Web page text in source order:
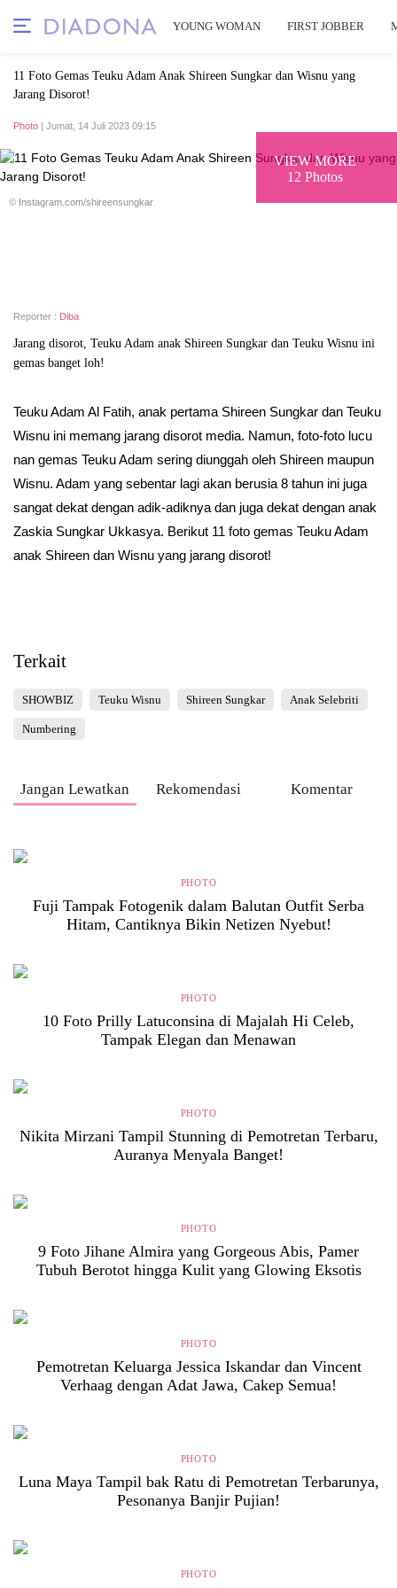
YOUNG WOMAN FIRST JOBBER
11 Foto Gemas Teuku Adam Anak Shireen Sungkar dan Wisnu yang
Jarang Disorot!
Photo | Jumat, 14 Juli 2023 09:15
VIEW MORE
12 Photos
© Instagram.com/shireensungkar
Reporter : Diba
Jarang disorot, Teuku Adam anak Shireen Sungkar dan Teuku Wisnu ini
gemas banget loh!
Teuku Adam Al Fatih, anak pertama Shireen Sungkar dan Teuku
Wisnu ini memang jarang disorot media. Namun, foto-foto lucu
nan gemas Teuku Adam sering diunggah oleh Shireen maupun
Wisnu. Adam yang sebentar lagi akan berusia 8 tahun ini juga
sangat dekat dengan adik-adiknya dan juga dekat dengan anak
Zaskia Sungkar Ukkasya. Berikut 11 foto gemas Teuku Adam
anak Shireen dan Wisnu yang jarang disorot!
Terkait
SHOWBIZ Teuku Wisnu Shireen Sungkar Anak Selebriti
Numbering
Jangan Lewatkan Rekomendasi Komentar
PHOTO
Fuji Tampak Fotogenik dalam Balutan Outfit Serba
Hitam, Cantiknya Bikin Netizen Nyebut!
PHOTO
10 Foto Prilly Latuconsina di Majalah Hi Celeb,
Tampak Elegan dan Menawan
PHOTO
Nikita Mirzani Tampil Stunning di Pemotretan Terbaru,
Auranya Menyala Banget!
PHOTO
9 Foto Jihane Almira yang Gorgeous Abis, Pamer
Tubuh Berotot hingga Kulit yang Glowing Eksotis
PHOTO
Pemotretan Keluarga Jessica Iskandar dan Vincent
Verhaag dengan Adat Jawa, Cakep Semua!
PHOTO
Luna Maya Tampil bak Ratu di Pemotretan Terbarunya,
Pesonanya Banjir Pujian!
PHOTO